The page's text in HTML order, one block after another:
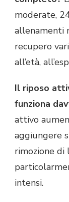
moderate,
allenamenti
recupero
all’età,
Il riposo
funziona
attivo
aggiungere
rimozione
intensi.